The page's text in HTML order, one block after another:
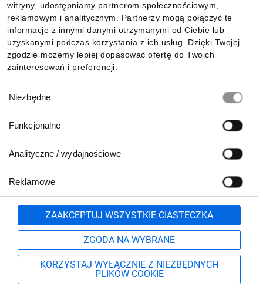
witryny, udostępniamy partnerom społecznościowym,
reklamowym i analitycznym. Partnerzy mogą połączyć te
informacje z innymi danymi otrzymanymi od Ciebie lub
uzyskanymi podczas korzystania z ich usług. Dzięki Twojej
zgodzie możemy lepiej dopasować ofertę do Twoich
zainteresowań i preferencji.
zgody
Niezbędne
Funkcjonalne
Analityczne / wydajnościowe
Reklamowe
ZAAKCEPTUJ WSZYSTKIE CIASTECZKA
ZGODA NA WYBRANE
KORZYSTAJ WYŁĄCZNIE Z NIEZBĘDNYCH
PLIKÓW COOKIE
Pobierz naszą aplikację mobilną:
801 500 700 lub
71 37 61 600
Formularz kontaktowy